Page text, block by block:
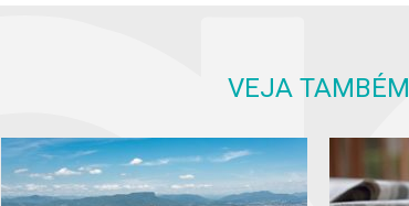
VEJA TAMBÉM